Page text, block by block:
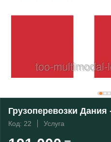
Грузоперевозки Дания
Код: 22 Услуга